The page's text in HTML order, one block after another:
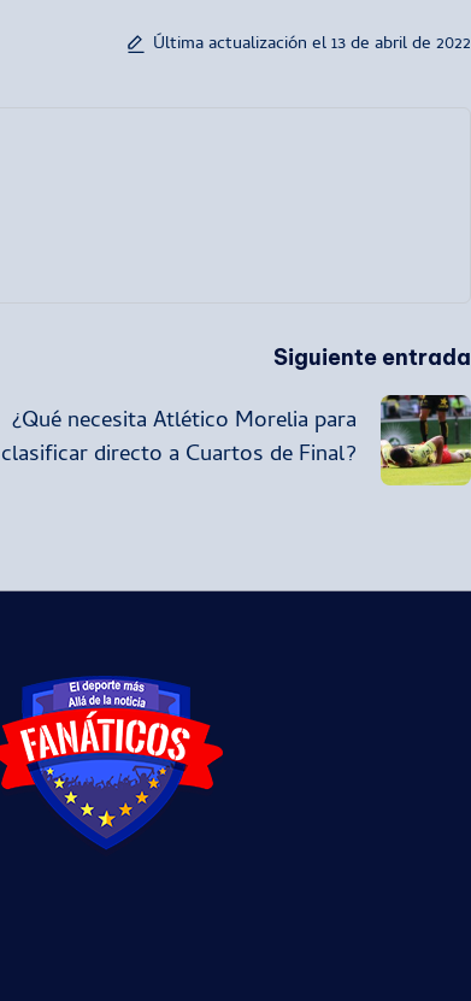
Última actualización el 13 de abril de 2022
Siguiente entrada
¿Qué necesita Atlético Morelia para
clasificar directo a Cuartos de Final?